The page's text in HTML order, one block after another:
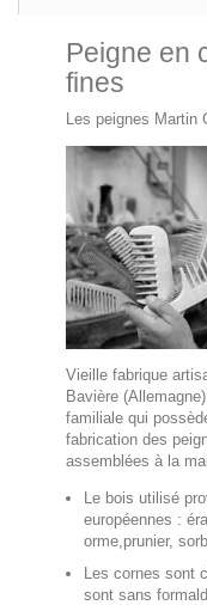
Peigne en
fines
Les peignes Martin
Vieille fabrique
Bavière
familiale qui
fabrication des
assemblées à la
Le bois utilisé
européennes :
orme,prunier,
Les cornes sont
sont sans